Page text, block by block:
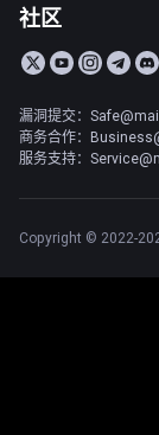
社区
漏洞提交：
商务合作：
服务支持：
Copyright © 2022-